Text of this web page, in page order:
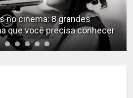
no cinema: 8 grandes
que você precisa conhecer